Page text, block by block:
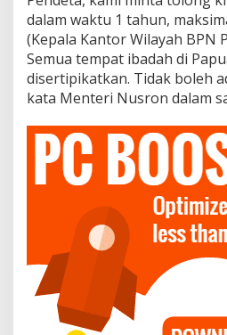
dalam waktu 1 tahun,
(Kepala Kantor Wilayah BPN
Semua tempat ibadah di
disertipikatkan. Tidak boleh
kata Menteri Nusron dalam